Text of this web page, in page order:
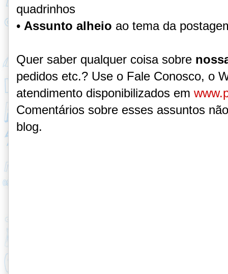
quadrinhos
• Assunto alheio ao tema da
Quer saber qualquer coisa sobre
pedidos etc.? Use o Fale Conosco, o
atendimento disponibilizados em
Comentários sobre esses assuntos
blog.